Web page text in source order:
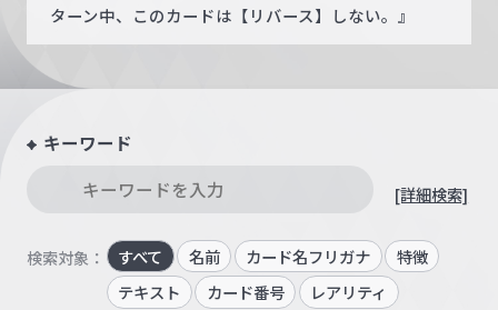
ターン中、このカードは【リバース】しない。』
キーワード
[詳細検索]
検索対象： すべて 名前 カード名フリガナ
特徴
テキスト
カード番号 レアリティ